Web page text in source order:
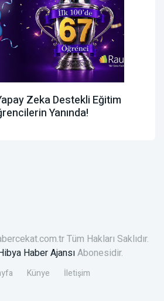
Zeka Destekli Eğitim
Yanında!
Tüm Hakları Saklıdır.
Haber AjansıAbonesidir.
Künye İletişim